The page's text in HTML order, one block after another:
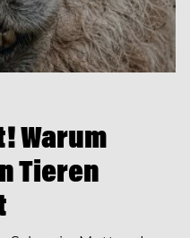
Warum
Tieren